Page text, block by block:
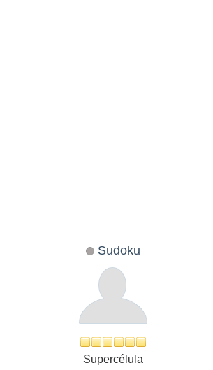
Sudoku
Supercélula